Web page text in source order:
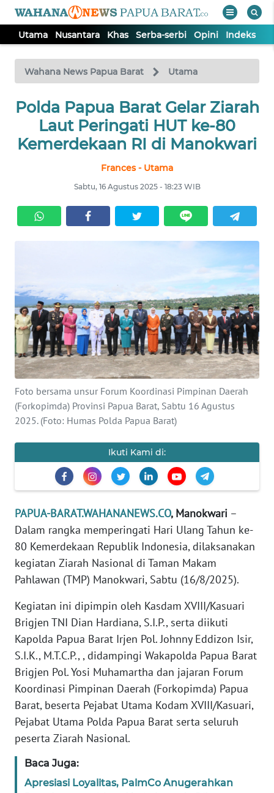
Utama Nusantara Khas Serba-serbi Opini Indeks
Wahana News Papua Barat Utama
Polda Papua Barat Gelar Ziarah
Laut Peringati HUT ke-80
Kemerdekaan RI di Manokwari
Frances - Utama
Sabtu, 16 Agustus 2025 - 18:23 WIB
Foto bersama unsur Forum Koordinasi Pimpinan Daerah
(Forkopimda) Provinsi Papua Barat, Sabtu 16 Agustus
2025. (Foto: Humas Polda Papua Barat)
Ikuti Kami di:
PAPUA-BARAT.WAHANANEWS.CO, Manokwari –
Dalam rangka memperingati Hari Ulang Tahun ke-
80 Kemerdekaan Republik Indonesia, dilaksanakan
kegiatan Ziarah Nasional di Taman Makam
Pahlawan (TMP) Manokwari, Sabtu (16/8/2025).
Kegiatan ini dipimpin oleh Kasdam XVIII/Kasuari
Brigjen TNI Dian Hardiana, S.I.P., serta diikuti
Kapolda Papua Barat Irjen Pol. Johnny Eddizon Isir,
S.I.K., M.T.C.P., , didampingi Wakapolda Papua Barat
Brigjen Pol. Yosi Muhamartha dan jajaran Forum
Koordinasi Pimpinan Daerah (Forkopimda) Papua
Barat, beserta Pejabat Utama Kodam XVIII/Kasuari,
Pejabat Utama Polda Papua Barat serta seluruh
peserta Ziarah Nasional.
Baca Juga:
Apresiasi Loyalitas, PalmCo Anugerahkan
TV
Tutup
UTAMA
NUSANTARA
SERBA-
SERBI
Informasi
INDEKS
BERITA
KONTAK
KAMI
INFO
IKLAN
KAMI
MEDIA
DISCLAIMER
Wahana
Regional
WN
SUMUT
JAKARTA